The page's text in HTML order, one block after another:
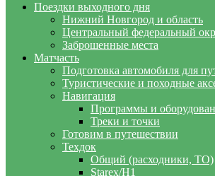
Поездки выходного дня
Нижний Новгород и область
Центральный федеральный
Заброшенные места
Матчасть
Подготовка автомобиля для
Туристические и походные
Навигация
Программы и
Треки и точки
Готовим в путешествии
Техдок
Общий (расходники, ТО)
Starex/H1